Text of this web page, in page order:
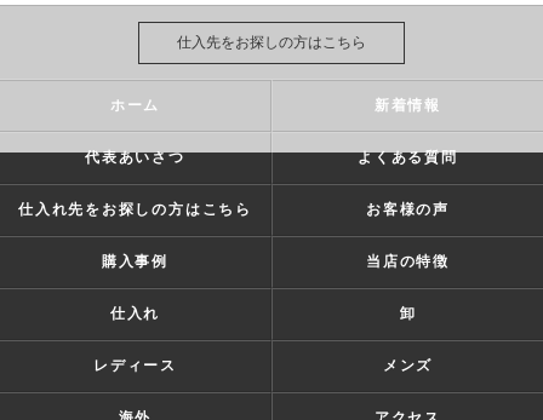
仕入先をお探しの方はこちら
ホーム 新着情報
代表あいさつ よくある質問
仕入れ先をお探しの方はこちら お客様の声
購入事例 当店の特徴
仕入れ 卸
レディース メンズ